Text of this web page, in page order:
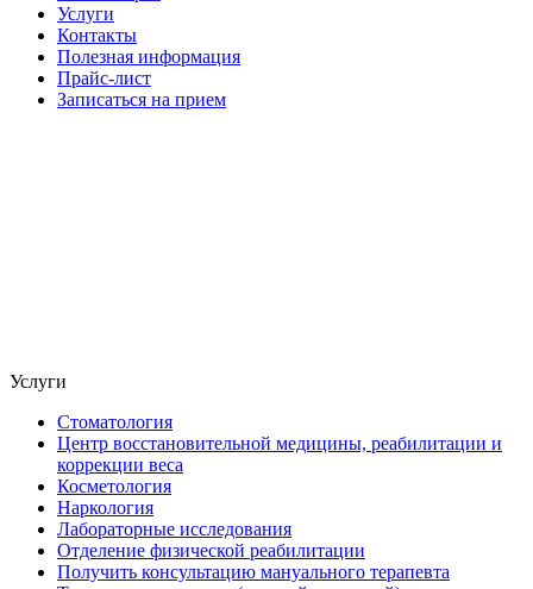
Услуги
Контакты
Полезная информация
Прайс-лист
Записаться на прием
Услуги
Стоматология
Центр восстановительной медицины, реабилитации и
коррекции веса
Косметология
Наркология
Лабораторные исследования
Отделение физической реабилитации
Получить консультацию мануального терапевта